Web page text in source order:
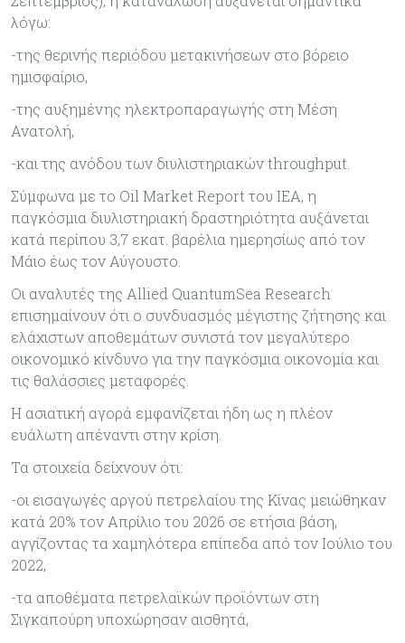
λόγω:
-της θερινής περιόδου μετακινήσεων στο βόρειο
ημισφαίριο,
-της αυξημένης ηλεκτροπαραγωγής στη Μέση
Ανατολή,
-και της ανόδου των διυλιστηριακών throughput.
Σύμφωνα με το Oil Market Report του IEA, η
παγκόσμια διυλιστηριακή δραστηριότητα αυξάνεται
κατά περίπου 3,7 εκατ. βαρέλια ημερησίως από τον
Μάιο έως τον Αύγουστο.
Οι αναλυτές της Allied QuantumSea Research
επισημαίνουν ότι ο συνδυασμός μέγιστης ζήτησης και
ελάχιστων αποθεμάτων συνιστά τον μεγαλύτερο
οικονομικό κίνδυνο για την παγκόσμια οικονομία και
τις θαλάσσιες μεταφορές.
Η ασιατική αγορά εμφανίζεται ήδη ως η πλέον
ευάλωτη απέναντι στην κρίση.
Τα στοιχεία δείχνουν ότι:
-οι εισαγωγές αργού πετρελαίου της Κίνας μειώθηκαν
κατά 20% τον Απρίλιο του 2026 σε ετήσια βάση,
αγγίζοντας τα χαμηλότερα επίπεδα από τον Ιούλιο του
2022,
-τα αποθέματα πετρελαϊκών προϊόντων στη
Σιγκαπούρη υποχώρησαν αισθητά,